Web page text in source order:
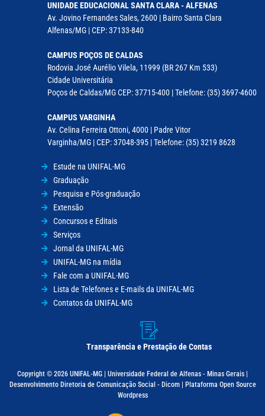
UNIDADE EDUCACIONAL SANTA CLARA - ALFENAS
Av. Jovino Fernandes Sales, 2600 | Bairro Santa Clara
Alfenas/MG | CEP: 37133-840
CAMPUS POÇOS DE CALDAS
Rodovia José Aurélio Vilela, 11999 (BR 267 Km 533)
Cidade Universitária
Poços de Caldas/MG CEP: 37715-400 | Telefone: (35) 3697-4600
CAMPUS VARGINHA
Av. Celina Ferreira Ottoni, 4000 | Padre Vitor
Varginha/MG | CEP: 37048-395 | Telefone: (35) 3219 8628
Estude na UNIFAL-MG
Graduação
Pesquisa e Pós-graduação
Extensão
Concursos e Editais
Serviços
Jornal da UNIFAL-MG
UNIFAL-MG na mídia
Fale com a UNIFAL-MG
Lista de Telefones e E-mails da UNIFAL-MG
Contatos da UNIFAL-MG
Transparência e Prestação de Contas
Copyright © 2026 UNIFAL-MG | Universidade Federal de Alfenas - Minas Gerais |
Desenvolvimento Diretoria de Comunicação Social - Dicom | Plataforma Open Source
Wordpress